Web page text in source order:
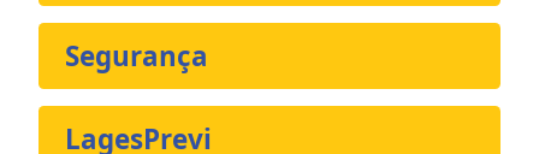
Segurança
LagesPrevi